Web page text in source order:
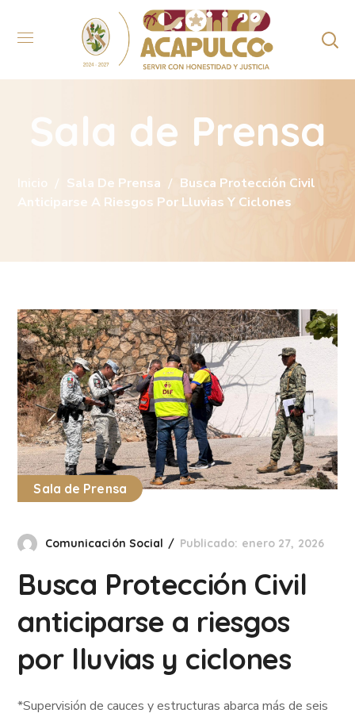
Sala de Prensa
Inicio Sala De Prensa
Busca Protección Civil
Anticiparse A Riesgos Por Lluvias Y Ciclones
Sala de Prensa
Comunicación Social Publicado: enero 27, 2026
Busca Protección Civil
anticiparse a riesgos
por lluvias y ciclones
*Supervisión de cauces y estructuras abarca más de seis